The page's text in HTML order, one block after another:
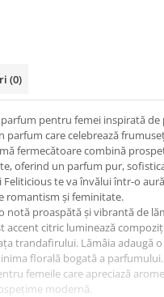
(0)
pentru femei inspirată
parfum care celebrează
fermecătoare combină
oferind un parfum pur,
te va învălui într-o
romantism și feminitate.
notă proaspătă și vibrantă de
accent citric luminează
trandafirului. Lămâia adaugă
florală bogată a
femeile care apreciază
modernă.